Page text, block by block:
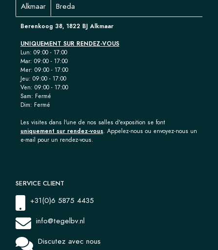
Alkmaar Breda
Berenkoog 38, 1822 BJ Alkmaar
UNIQUEMENT SUR RENDEZ-VOUS
Lun: 09:00 - 17:00
Mar: 09:00 - 17:00
Mer: 09:00 - 17:00
Jeu: 09:00 - 17:00
Ven: 09:00 - 17:00
Sam: Fermé
Dim: Fermé
Les visites dans l'une de nos salles d'exposition se font
uniquement sur rendez-vous. Appelez-nous ou envoyez-nous un
e-mail pour un rendez-vous.
SERVICE CLIENT
+31(0)6 5875 4435
info@tegelbv.nl
Discutez avec nous